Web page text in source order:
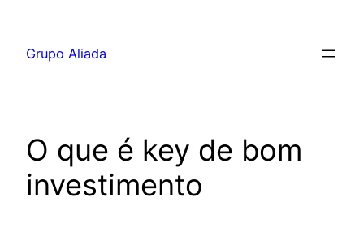
Grupo Aliada
O que é key de bom
investimento